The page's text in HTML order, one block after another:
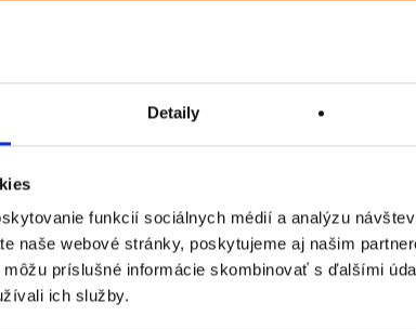
Detaily
funkcií sociálnych médií a analýzu
naše webové stránky, poskytujeme aj našim
príslušné informácie skombinovať s ďalšími
ich služby.